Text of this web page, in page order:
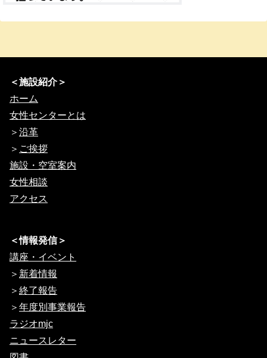
＜施設紹介＞
ホーム
女性センターとは
＞ 沿革
＞ ご挨拶
施設・空室案内
女性相談
アクセス
＜情報発信＞
講座・イベント
＞ 新着情報
＞ 終了報告
＞ 年度別事業報告
ラジオmjc
ニュースレター